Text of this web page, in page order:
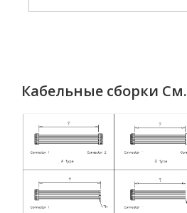
Кабельные сборки См.